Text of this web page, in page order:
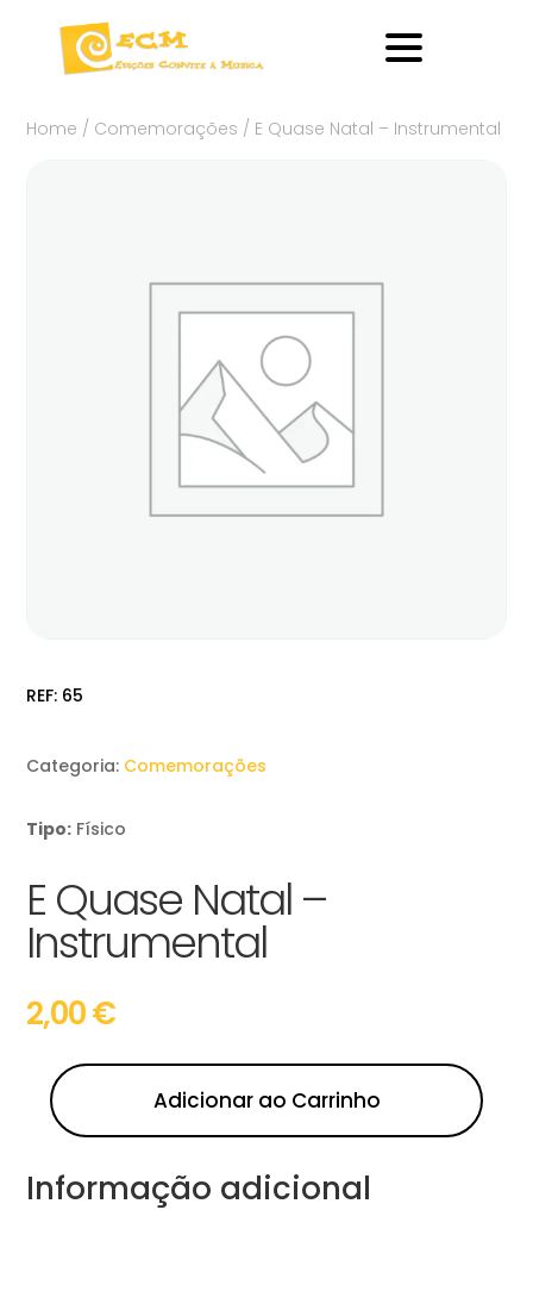
Home / Comemorações / E Quase Natal – Instrumental
REF: 65
Categoria: Comemorações
Tipo: Físico
E Quase Natal –
Instrumental
2,00€
Adicionar ao Carrinho
Informação adicional